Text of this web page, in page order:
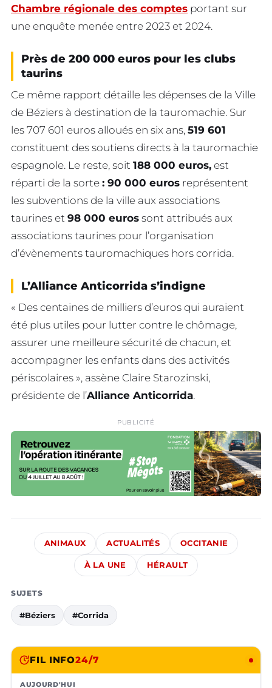
Chambre régionale des comptes portant sur
une enquête menée entre 2023 et 2024.
Près de 200 000 euros pour les clubs
taurins
Ce même rapport détaille les dépenses de la Ville
de Béziers à destination de la tauromachie. Sur
les 707 601 euros alloués en six ans, 519 601
constituent des soutiens directs à la tauromachie
espagnole. Le reste, soit 188 000 euros, est
réparti de la sorte : 90 000 euros représentent
les subventions de la ville aux associations
taurines et 98 000 euros sont attribués aux
associations taurines pour l’organisation
d’évènements tauromachiques hors corrida.
L’Alliance Anticorrida s’indigne
« Des centaines de milliers d’euros qui auraient
été plus utiles pour lutter contre le chômage,
assurer une meilleure sécurité de chacun, et
accompagner les enfants dans des activités
périscolaires », assène Claire Starozinski,
présidente de l’Alliance Anticorrida.
PUBLICITÉ
ANIMAUX ACTUALITÉS OCCITANIE
À LA UNE HÉRAULT
SUJETS
#Béziers #Corrida
FIL INFO24/7
AUJOURD'HUI